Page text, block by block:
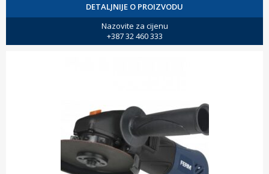
DETALJNIJE O PROIZVODU
Nazovite za cijenu
+387 32 460 333